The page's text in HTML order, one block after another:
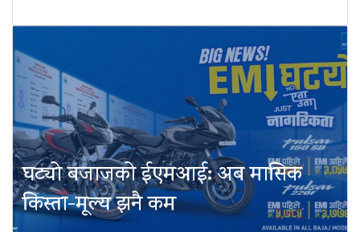
घट्यो बजाजको ईएमआई: अब मासिक
किस्ता-मूल्य झनै कम